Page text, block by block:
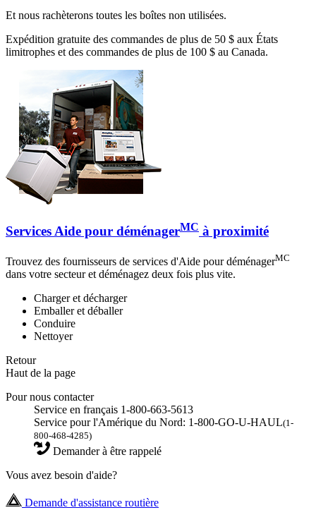
Et nous rachèterons toutes les boîtes non utilisées.
Expédition gratuite des commandes de plus de 50 $ aux États
limitrophes et des commandes de plus de 100 $ au Canada.
Services Aide pour déménagerMC à proximité
Trouvez des fournisseurs de services d'Aide pour déménagerMC
dans votre secteur et déménagez deux fois plus vite.
Charger et décharger
Emballer et déballer
Conduire
Nettoyer
Retour
Haut de la page
Pour nous contacter
Service en français 1-800-663-5613
Service pour l'Amérique du Nord: 1-800-GO-U-HAUL(1-
800-468-4285)
Demander à être rappelé
Vous avez besoin d'aide?
Demande d'assistance routière